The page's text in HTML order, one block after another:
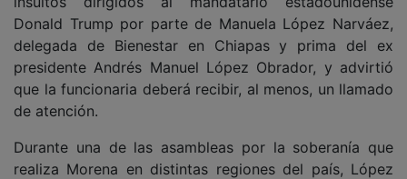
Donald Trump por parte de Manuela López Narváez,
delegada de Bienestar en Chiapas y prima del ex
presidente Andrés Manuel López Obrador, y advirtió
que la funcionaria deberá recibir, al menos, un llamado
de atención.
Durante una de las asambleas por la soberanía que
realiza Morena en distintas regiones del país, López